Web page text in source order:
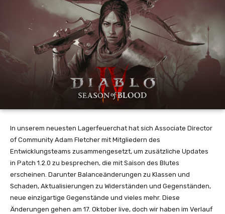
In unserem neuesten Lagerfeuerchat hat sich Associate Director
of Community Adam Fletcher mit Mitgliedern des
Entwicklungsteams zusammengesetzt, um zusätzliche Updates
in Patch 1.2.0 zu besprechen, die mit Saison des Blutes
erscheinen. Darunter Balanceänderungen zu Klassen und
Schaden, Aktualisierungen zu Widerständen und Gegenständen,
neue einzigartige Gegenstände und vieles mehr. Diese
Änderungen gehen am 17. Oktober live, doch wir haben im Verlauf